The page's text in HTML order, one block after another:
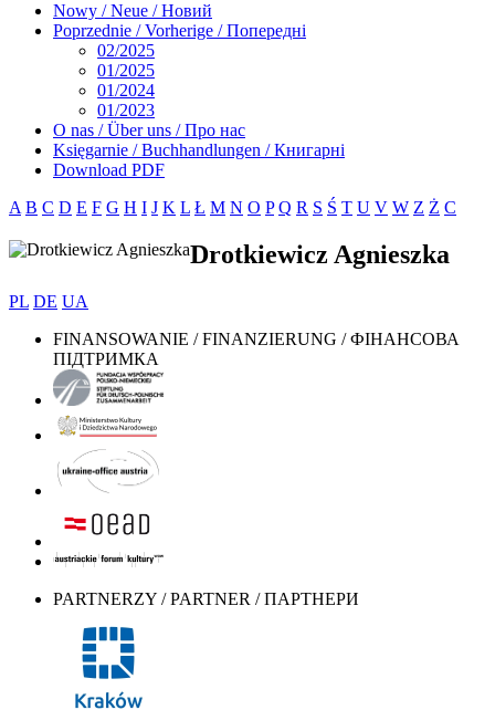
Nowy / Neue / Новий
Poprzednie / Vorherige / Попередні
02/2025
01/2025
01/2024
01/2023
O nas / Über uns / Про нас
Księgarnie / Buchhandlungen / Книгарні
Download PDF
A B C D E F G H I J K L Ł M N O P Q R S Ś T U V W Z Ż С
Drotkiewicz Agnieszka
PL DE UA
FINANSOWANIE / FINANZIERUNG / ФІНАНСОВА
ПІДТРИМКА
PARTNERZY / PARTNER / ПАРТНЕРИ